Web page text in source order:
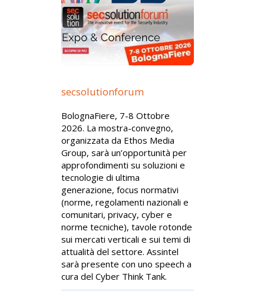
secsolutionforum
BolognaFiere, 7-8 Ottobre
2026. La mostra-convegno,
organizzata da Ethos Media
Group, sarà un’opportunità per
approfondimenti su soluzioni e
tecnologie di ultima
generazione, focus normativi
(norme, regolamenti nazionali e
comunitari, privacy, cyber e
norme tecniche), tavole rotonde
sui mercati verticali e sui temi di
attualità del settore. Assintel
sarà presente con uno speech a
cura del Cyber Think Tank.